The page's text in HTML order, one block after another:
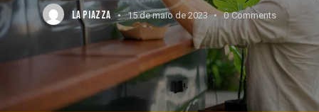
LA PIAZZA 15 de maio de 2023 0 Comments